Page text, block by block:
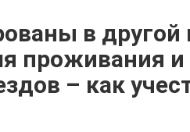
в другой
проживания и
– как